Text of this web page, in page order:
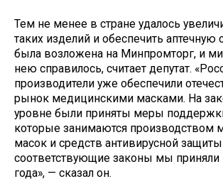
Тем не менее в стране удалось
таких изделий и обеспечить аптечную
была возложена на Минпромторг, и
нею справилось, считает депутат.
производители уже обеспечили
рынок медицинскими масками. На
уровне были приняты меры
которые занимаются производством
масок и средств антивирусной
соответствующие законы мы приняли
года», — сказал он.